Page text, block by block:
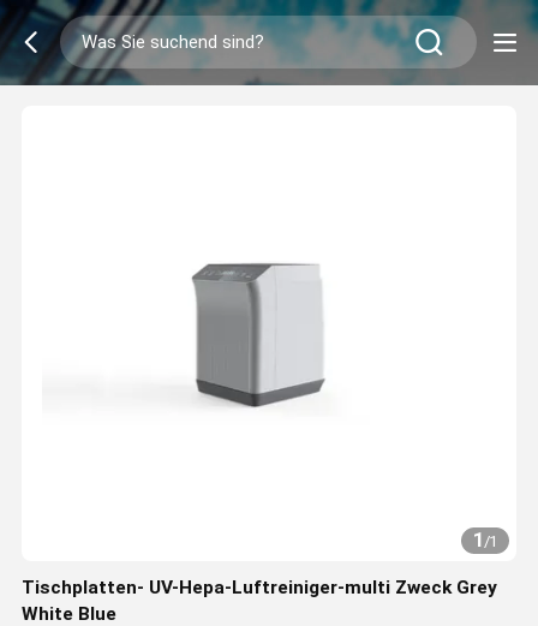
1/1
Tischplatten- UV-Hepa-Luftreiniger-multi Zweck Grey
White Blue